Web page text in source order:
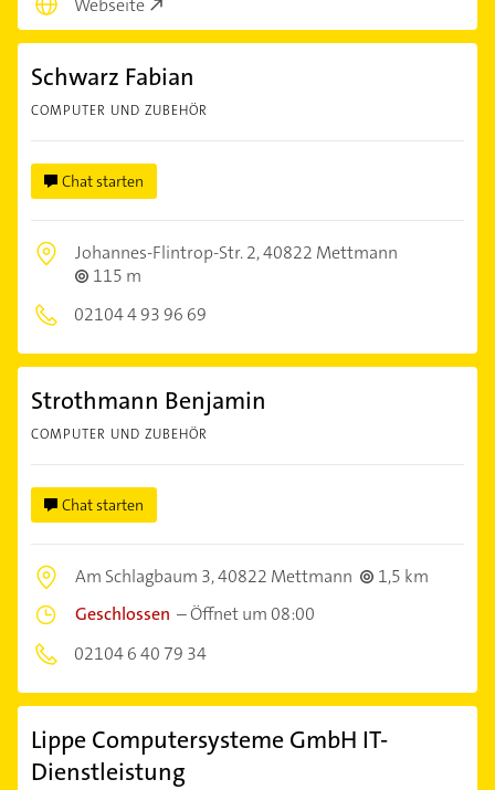
Webseite
Schwarz Fabian
COMPUTER UND ZUBEHÖR
Chat starten
Johannes-Flintrop-Str. 2,40822 Mettmann
115 m
02104 4 93 96 69
Strothmann Benjamin
COMPUTER UND ZUBEHÖR
Chat starten
Am Schlagbaum 3,40822 Mettmann
1,5 km
Geschlossen –Öffnet um 08:00
02104 6 40 79 34
Lippe Computersysteme GmbH IT-
Dienstleistung